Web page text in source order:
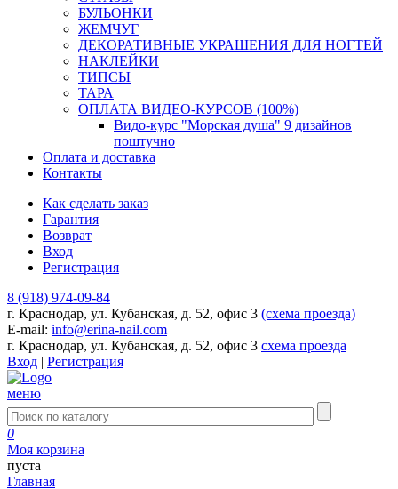
БУЛЬОНКИ
ЖЕМЧУГ
ДЕКОРАТИВНЫЕ УКРАШЕНИЯ ДЛЯ НОГТЕЙ
НАКЛЕЙКИ
ТИПСЫ
ТАРА
ОПЛАТА ВИДЕО-КУРСОВ (100%)
Видо-курс "Морская душа" 9 дизайнов
поштучно
Оплата и доставка
Контакты
Как сделать заказ
Гарантия
Возврат
Вход
Регистрация
8 (918) 974-09-84
г. Краснодар, ул. Кубанская, д. 52, офис 3 (схема проезда)
E-mail: info@erina-nail.com
г. Краснодар, ул. Кубанская, д. 52, офис 3 схема проезда
Вход | Регистрация
меню
0
Моя корзина
пуста
Главная